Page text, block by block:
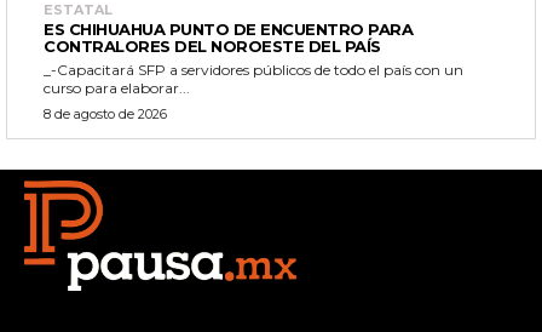
ESTATAL
ES CHIHUAHUA PUNTO DE ENCUENTRO PARA
CONTRALORES DEL NOROESTE DEL PAÍS
_-Capacitará SFP a servidores públicos de todo el país con un
curso para elaborar...
8 de agosto de 2026